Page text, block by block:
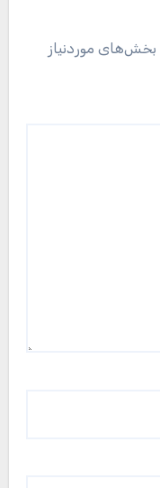
بخش‌های موردنیاز